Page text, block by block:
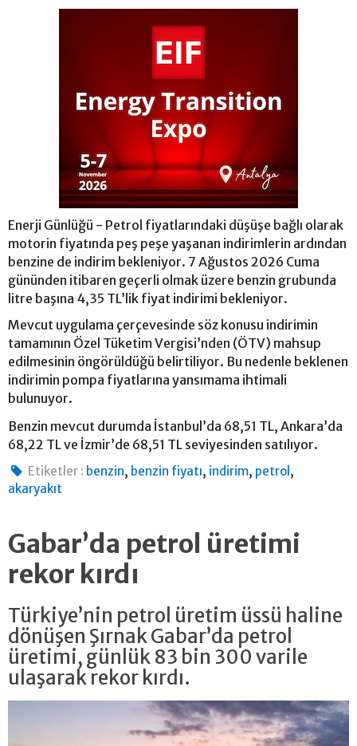
Enerji Günlüğü - Petrol fiyatlarındaki düşüşe bağlı olarak
motorin fiyatında peş peşe yaşanan indirimlerin ardından
benzine de indirim bekleniyor. 7 Ağustos 2026 Cuma
gününden itibaren geçerli olmak üzere benzin grubunda
litre başına 4,35 TL’lik fiyat indirimi bekleniyor.
Mevcut uygulama çerçevesinde söz konusu indirimin
tamamının Özel Tüketim Vergisi’nden (ÖTV) mahsup
edilmesinin öngörüldüğü belirtiliyor. Bu nedenle beklenen
indirimin pompa fiyatlarına yansımama ihtimali
bulunuyor.
Benzin mevcut durumda İstanbul’da 68,51 TL, Ankara’da
68,22 TL ve İzmir’de 68,51 TL seviyesinden satılıyor.
Etiketler : benzin, benzin fiyatı, indirim, petrol ,
akaryakıt
Gabar’da petrol üretimi
rekor kırdı
Türkiye’nin petrol üretim üssü haline
dönüşen Şırnak Gabar’da petrol
üretimi, günlük 83 bin 300 varile
ulaşarak rekor kırdı.